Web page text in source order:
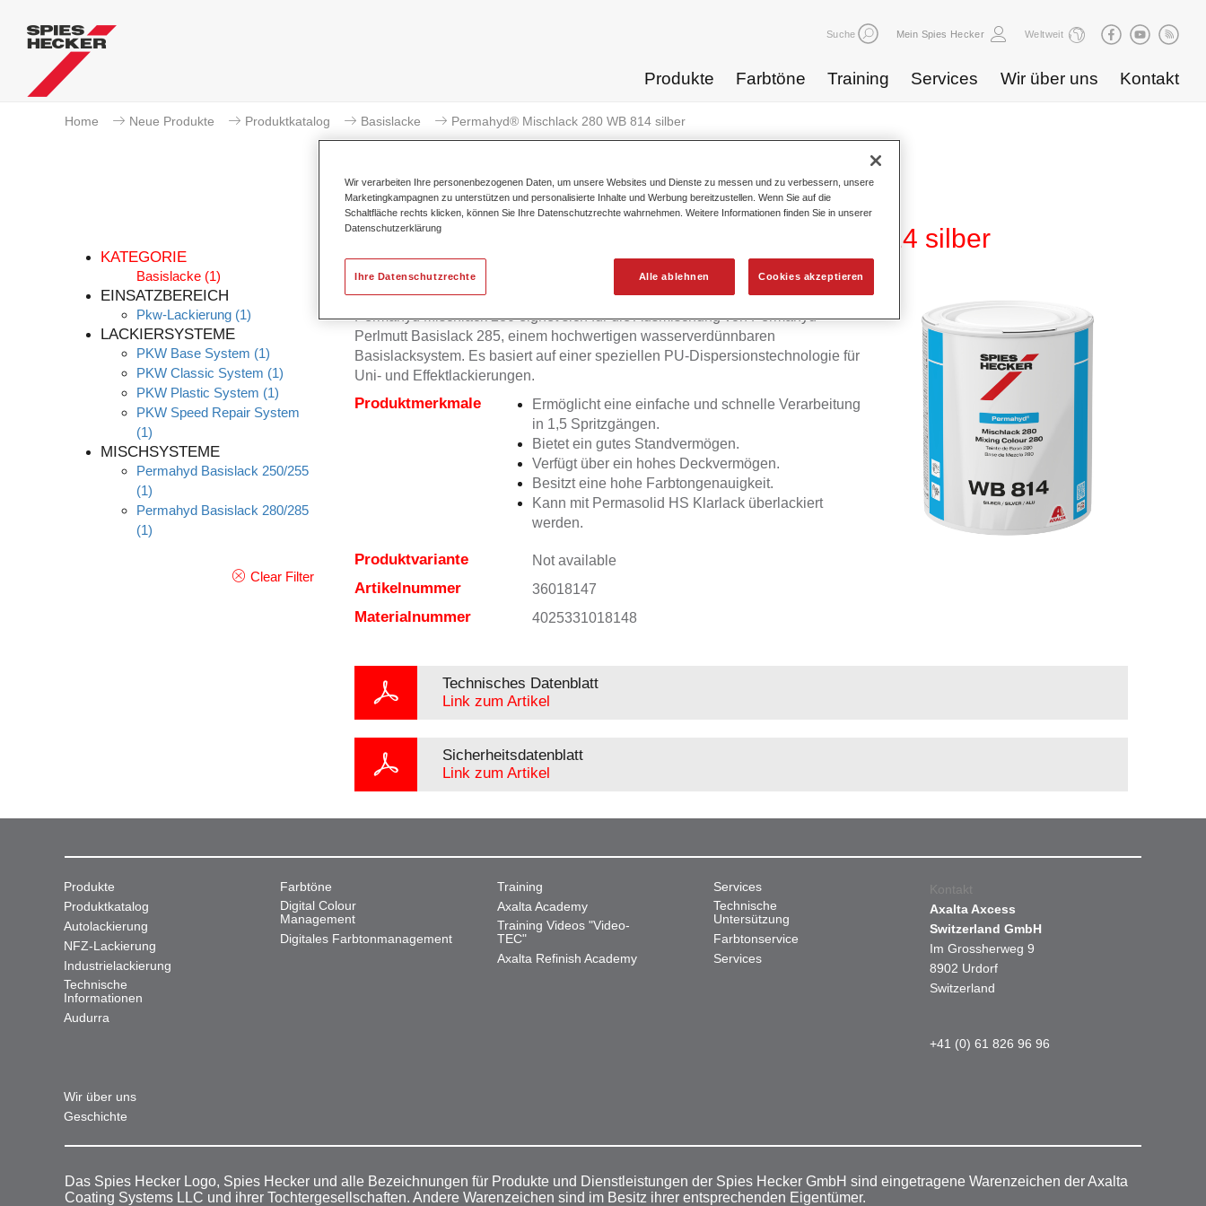
Suche Mein Spies Hecker Weltweit
Produkte Farbtöne Training Services Wir über uns Kontakt
Home Neue Produkte Produktkatalog Basislacke Permahyd® Mischlack 280 WB 814 silber
KATEGORIE
Basislacke (1)
EINSATZBEREICH
Pkw-Lackierung (1)
LACKIERSYSTEME
PKW Base System (1)
PKW Classic System (1)
PKW Plastic System (1)
PKW Speed Repair System
(1)
MISCHSYSTEME
Permahyd Basislack 250/255
(1)
Permahyd Basislack 280/285
(1)
Clear Filter
Permahyd® Mischlack 280 WB 814 silber
Permahyd Mischlack 280 eignet sich für die Ausmischung von Permahyd
Perlmutt Basislack 285, einem hochwertigen wasserverdünnbaren
Basislacksystem. Es basiert auf einer speziellen PU-Dispersionstechnologie für
Uni- und Effektlackierungen.
Produktmerkmale
Ermöglicht eine einfache und schnelle Verarbeitung
in 1,5 Spritzgängen.
Bietet ein gutes Standvermögen.
Verfügt über ein hohes Deckvermögen.
Besitzt eine hohe Farbtongenauigkeit.
Kann mit Permasolid HS Klarlack überlackiert
werden.
Produktvariante Not available
Artikelnummer 36018147
Materialnummer 4025331018148
Technisches Datenblatt
Link zum Artikel
Sicherheitsdatenblatt
Link zum Artikel
Produkte
Produktkatalog
Autolackierung
NFZ-Lackierung
Industrielackierung
Technische
Informationen
Audurra
Farbtöne
Digital Colour
Management
Digitales Farbtonmanagement
Training
Axalta Academy
Training Videos "Video-
TEC"
Axalta Refinish Academy
Services
Technische
Untersützung
Farbtonservice
Services
Wir über uns
Geschichte
Kontakt
Axalta Axcess
Switzerland GmbH
Im Grossherweg 9
8902 Urdorf
Switzerland
+41 (0) 61 826 96 96
Das Spies Hecker Logo, Spies Hecker und alle Bezeichnungen für Produkte und Dienstleistungen der Spies Hecker GmbH sind eingetragene Warenzeichen der Axalta
Coating Systems LLC und ihrer Tochtergesellschaften. Andere Warenzeichen sind im Besitz ihrer entsprechenden Eigentümer.
Wir verarbeiten Ihre personenbezogenen Daten, um unsere Websites und Dienste zu messen und zu verbessern, unsere
Marketingkampagnen zu unterstützen und personalisierte Inhalte und Werbung bereitzustellen. Wenn Sie auf die
Schaltfläche rechts klicken, können Sie Ihre Datenschutzrechte wahrnehmen. Weitere Informationen finden Sie in unserer
Datenschutzerklärung
Alle ablehnen Cookies akzeptieren
Ihre Datenschutzrechte